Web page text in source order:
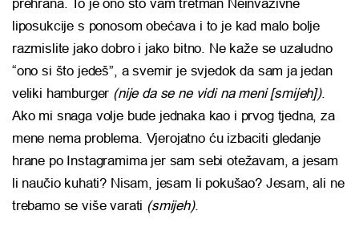
prehrana. To je ono što vam tretman Neinvazivne
liposukcije s ponosom obećava i to je kad malo bolje
razmislite jako dobro i jako bitno. Ne kaže se uzaludno
“ono si što jedeš”, a svemir je svjedok da sam ja jedan
veliki hamburger (nije da se ne vidi na meni [smijeh]).
Ako mi snaga volje bude jednaka kao i prvog tjedna, za
mene nema problema. Vjerojatno ću izbaciti gledanje
hrane po Instagramima jer sam sebi otežavam, a jesam
li naučio kuhati? Nisam, jesam li pokušao? Jesam, ali ne
trebamo se više varati (smijeh).